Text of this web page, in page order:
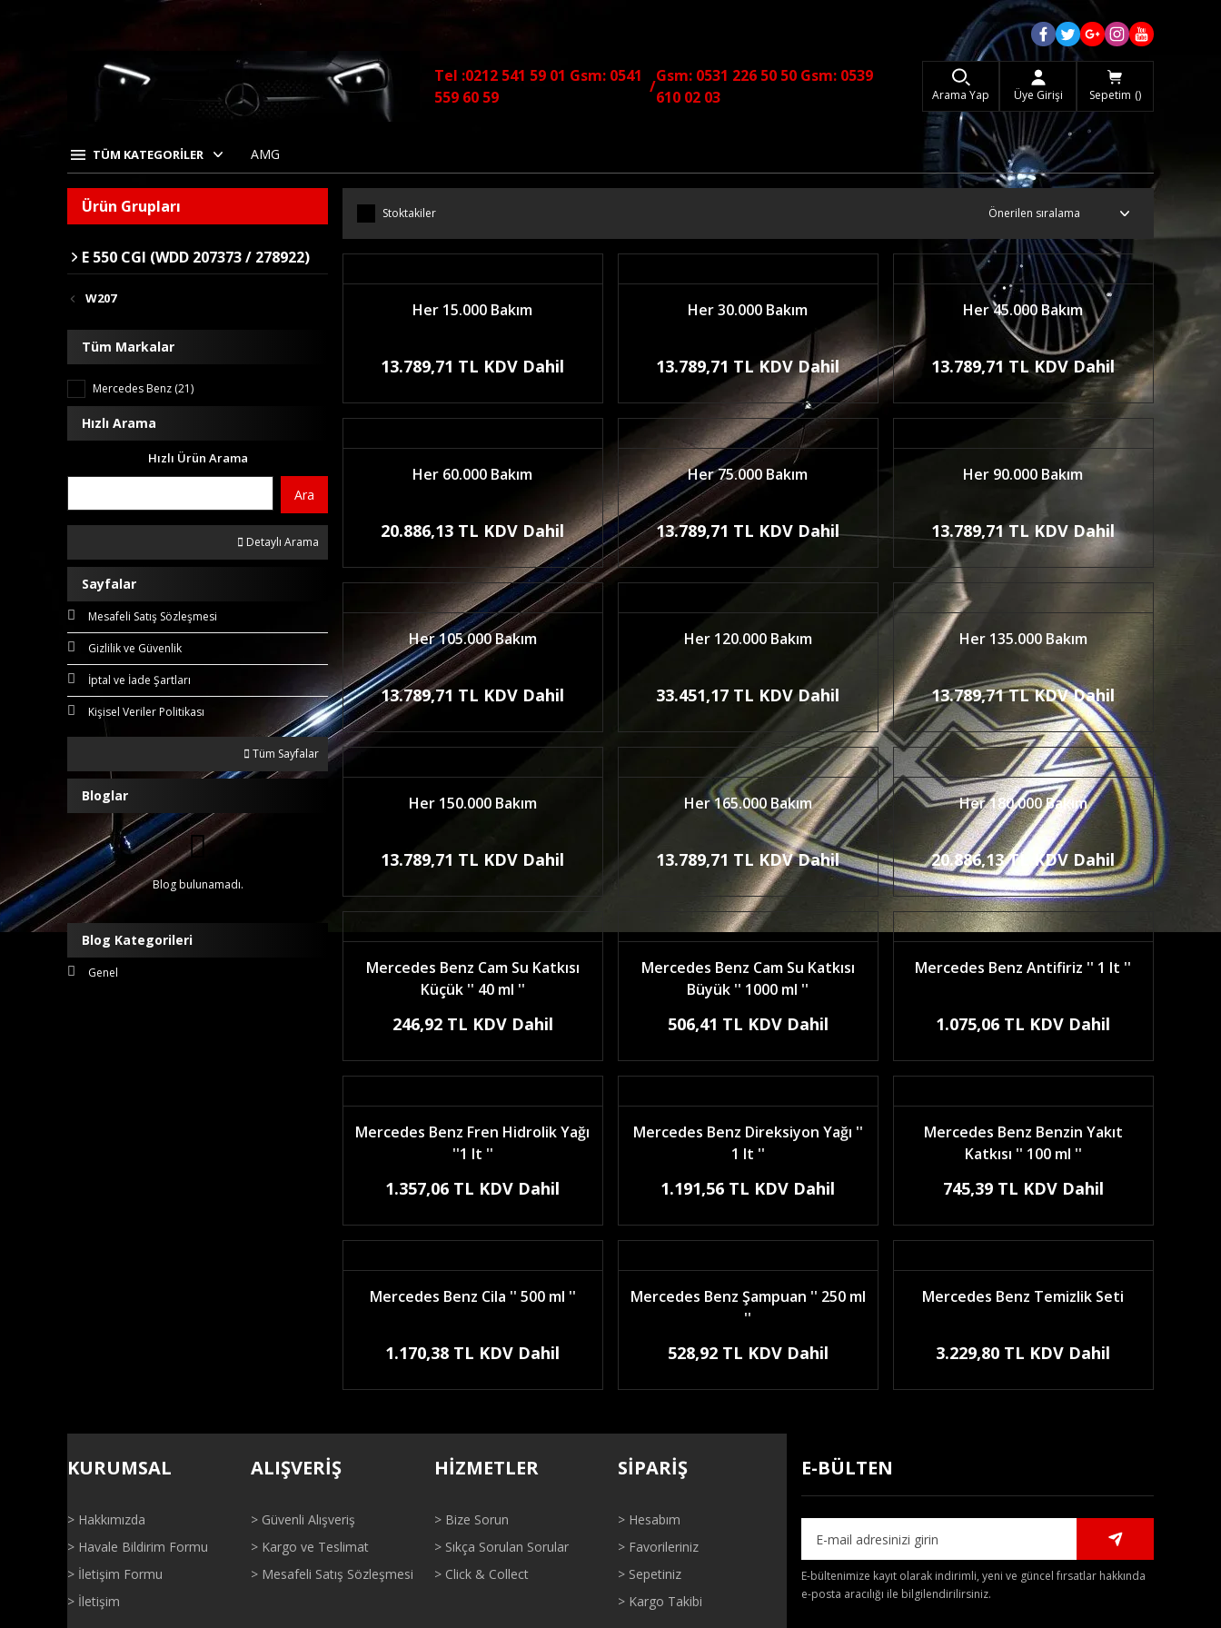
Tel :0212 541 59 01 Gsm: 0541
559 60 59
/
Gsm: 0531 226 50 50 Gsm: 0539
610 02 03
Arama Yap Üye Girişi Sepetim
TÜM KATEGORİLER AMG
Ürün Grupları
E 550 CGI (WDD 207373 / 278922)
W207
Tüm Markalar
Mercedes Benz (21)
Hızlı Arama
Hızlı Ürün Arama
Ara
Detaylı Arama
Sayfalar
Mesafeli Satış Sözleşmesi
Gizlilik ve Güvenlik
İptal ve İade Şartları
Kişisel Veriler Politikası
Tüm Sayfalar
Bloglar
Blog bulunamadı.
Blog Kategorileri
Genel
Stoktakiler
Her 15.000 Bakım
13.789,71 TL KDV Dahil
Her 30.000 Bakım
13.789,71 TL KDV Dahil
Her 45.000 Bakım
13.789,71 TL KDV Dahil
Her 60.000 Bakım
20.886,13 TL KDV Dahil
Her 75.000 Bakım
13.789,71 TL KDV Dahil
Her 90.000 Bakım
13.789,71 TL KDV Dahil
Her 105.000 Bakım
13.789,71 TL KDV Dahil
Her 120.000 Bakım
33.451,17 TL KDV Dahil
Her 135.000 Bakım
13.789,71 TL KDV Dahil
Her 150.000 Bakım
13.789,71 TL KDV Dahil
Her 165.000 Bakım
13.789,71 TL KDV Dahil
Her 180.000 Bakım
20.886,13 TL KDV Dahil
Mercedes Benz Cam Su Katkısı
Küçük '' 40 ml ''
246,92 TL KDV Dahil
Mercedes Benz Cam Su Katkısı
Büyük '' 1000 ml ''
506,41 TL KDV Dahil
Mercedes Benz Antifiriz '' 1 lt ''
1.075,06 TL KDV Dahil
Mercedes Benz Fren Hidrolik Yağı
''1 lt ''
1.357,06 TL KDV Dahil
Mercedes Benz Direksiyon Yağı ''
1 lt ''
1.191,56 TL KDV Dahil
Mercedes Benz Benzin Yakıt
Katkısı '' 100 ml ''
745,39 TL KDV Dahil
Mercedes Benz Cila '' 500 ml ''
1.170,38 TL KDV Dahil
Mercedes Benz Şampuan '' 250 ml
''
528,92 TL KDV Dahil
Mercedes Benz Temizlik Seti
3.229,80 TL KDV Dahil
KURUMSAL
> Hakkımızda
> Havale Bildirim Formu
> İletişim Formu
> İletişim
ALIŞVERİŞ
> Güvenli Alışveriş
> Kargo ve Teslimat
> Mesafeli Satış Sözleşmesi
HİZMETLER
> Bize Sorun
> Sıkça Sorulan Sorular
> Click & Collect
SİPARİŞ
> Hesabım
> Favorileriniz
> Sepetiniz
> Kargo Takibi
E-BÜLTEN
E-bültenimize kayıt olarak indirimli, yeni ve güncel fırsatlar hakkında
e-posta aracılığı ile bilgilendirilirsiniz.